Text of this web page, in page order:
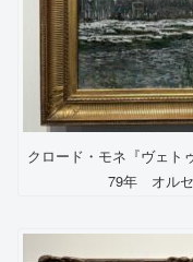
クロード・モネ『ヴェト
79年 オルセ